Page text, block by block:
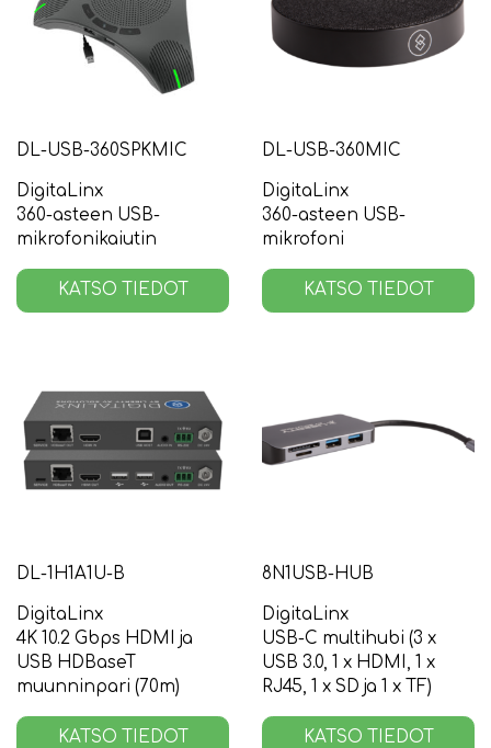
DL-USB-360SPKMIC
DigitaLinx
360-asteen USB-
mikrofonikaiutin
KATSO TIEDOT
DL-USB-360MIC
DigitaLinx
360-asteen USB-
mikrofoni
KATSO TIEDOT
DL-1H1A1U-B
DigitaLinx
4K 10.2 Gbps HDMI ja
USB HDBaseT
muunninpari (70m)
KATSO TIEDOT
8N1USB-HUB
DigitaLinx
USB-C multihubi (3 x
USB 3.0, 1 x HDMI, 1 x
RJ45, 1 x SD ja 1 x TF)
KATSO TIEDOT